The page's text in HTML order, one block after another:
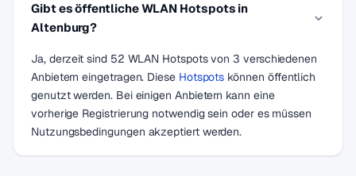
Gibt es öffentliche WLAN Hotspots in
Altenburg?
Ja, derzeit sind 52 WLAN Hotspots von 3 verschiedenen
Anbietern eingetragen. Diese Hotspots können öffentlich
genutzt werden. Bei einigen Anbietern kann eine
vorherige Registrierung notwendig sein oder es müssen
Nutzungsbedingungen akzeptiert werden.